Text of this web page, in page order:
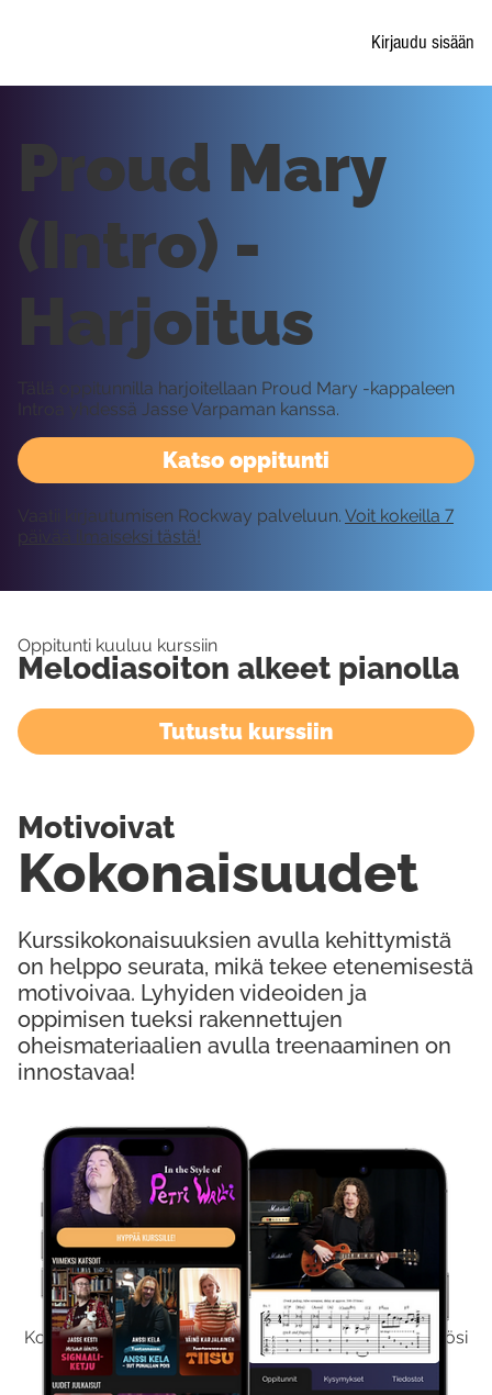
Kirjaudu sisään
Kokeile Ilmaiseksi
Kokeilemalla ilmaiseksi saat koko sisältömme käyttöösi
viikon ajaksi.
Katso oppitunti
Proud Mary
(Intro) -
Harjoitus
Tällä oppitunnilla harjoitellaan Proud Mary -kappaleen
Introa yhdessä Jasse Varpaman kanssa.
Vaatii kirjautumisen Rockway palveluun. Voit kokeilla 7
päivää ilmaiseksi tästä!
Oppitunti kuuluu kurssiin
Melodiasoiton alkeet pianolla
Tutustu kurssiin
Kurssikokonaisuuksien avulla kehittymistä
on helppo seurata, mikä tekee etenemisestä
motivoivaa. Lyhyiden videoiden ja
oppimisen tueksi rakennettujen
oheismateriaalien avulla treenaaminen on
innostavaa!
Kokonaisuudet
Motivoivat